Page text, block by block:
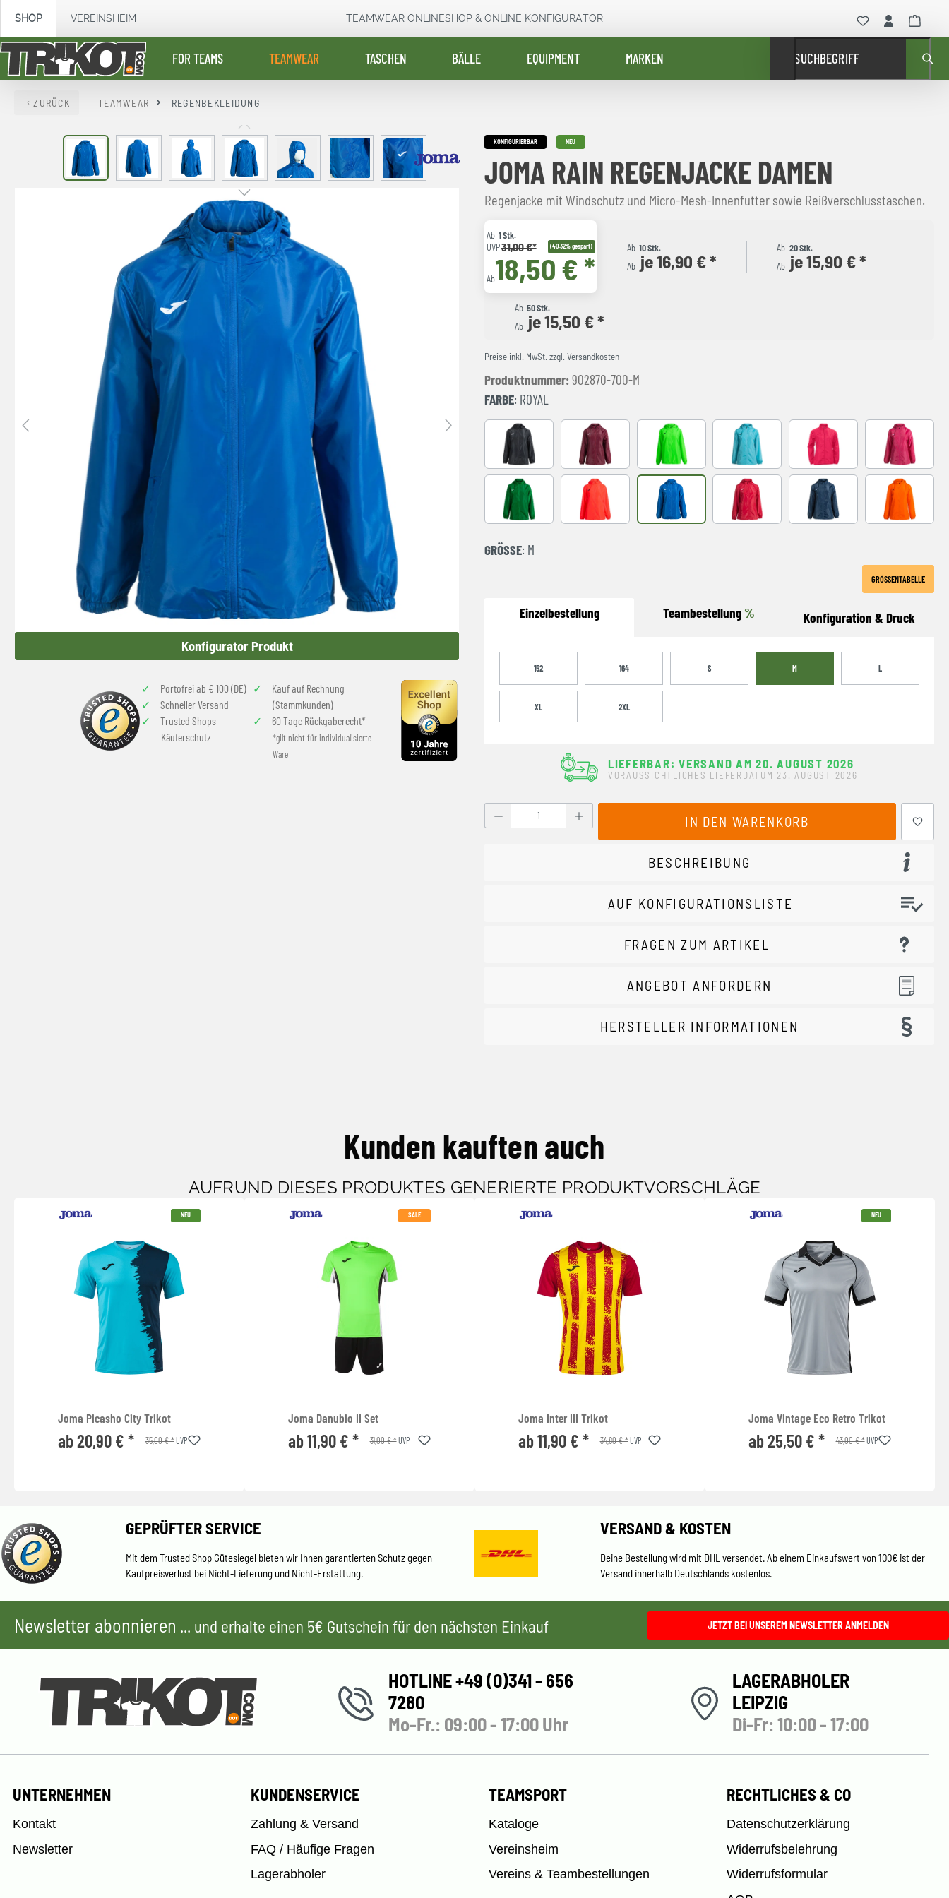
Zur Hauptnavigation springen
SHOP VEREINSHEIM TEAMWEAR ONLINESHOP & ONLINE KONFIGURATOR
FOR TEAMS TEAMWEAR TASCHEN BÄLLE EQUIPMENT MARKEN SUCHBEGRIFF
ZURÜCK TEAMWEAR REGENBEKLEIDUNG
Bildergalerie überspringen
Konfigurator Produkt
Portofrei ab € 100 (DE)
Schneller Versand
Trusted Shops
Käuferschutz
Kauf auf Rechnung
(Stammkunden)
60 Tage Rückgaberecht*
*gilt nicht für individualisierte
Ware
KONFIGURIERBAR NEU
JOMA RAIN REGENJACKE DAMEN
Regenjacke mit Windschutz und Micro-Mesh-Innenfutter sowie Reißverschlusstaschen.
Ab 1 Stk.
UVP31,00 €* (40.32% gespart)
Ab18,50 € *
Ab 10 Stk.
Ab je 16,90 € *
Ab 20 Stk.
Ab je 15,90 € *
Ab 50 Stk.
Ab je 15,50 € *
Preise inkl. MwSt. zzgl. Versandkosten
Produktnummer: 902870-700-M
FARBE: ROYAL
BLACK BURGUNDY FLUOR GREEN FLUOR TURQUOISE VIOLET fuchsia
GREEN NARANJA FLUOR ROYAL red NAVY orange
GRÖSSE : M
GRÖSSENTABELLE
Einzelbestellung Teambestellung % Konfiguration & Druck
152 164 S M L
XL 2XL
LIEFERBAR: VERSAND AM 20. AUGUST 2026
VORAUSSICHTLICHES LIEFERDATUM 23. AUGUST 2026
Produkt Anzahl: Gib den gewünschten Wert ein oder benutze die Schaltflächen
IN DEN WARENKORB
BESCHREIBUNG
AUF KONFIGURATIONSLISTE
FRAGEN ZUM ARTIKEL
ANGEBOT ANFORDERN
HERSTELLER INFORMATIONEN
Kunden kauften auch
AUFRUND DIESES PRODUKTES GENERIERTE PRODUKTVORSCHLÄGE
NEU
Joma Picasho City Trikot
ab 20,90 € * 35,00 € *UVP
SALE
Joma Danubio II Set
ab 11,90 € * 31,00 € *UVP
Joma Inter III Trikot
ab 11,90 € * 34,80 € *UVP
NEU
Joma Vintage Eco Retro Trikot
ab 25,50 € * 43,00 € *UVP
GEPRÜFTER SERVICE
Mit dem Trusted Shop Gütesiegel bieten wir Ihnen garantierten Schutz gegen
Kaufpreisverlust bei Nicht-Lieferung und Nicht-Erstattung.
VERSAND & KOSTEN
Deine Bestellung wird mit DHL versendet. Ab einem Einkaufswert von 100€ ist der
Versand innerhalb Deutschlands kostenlos.
Newsletter abonnieren ... und erhalte einen 5€ Gutschein für den nächsten Einkauf JETZT BEI UNSEREM NEWSLETTER ANMELDEN
HOTLINE +49 (0)341 - 656
7280
Mo-Fr.: 09:00 - 17:00 Uhr
LAGERABHOLER
LEIPZIG
Di-Fr: 10:00 - 17:00
UNTERNEHMEN
Kontakt
Newsletter
KUNDENSERVICE
Zahlung & Versand
FAQ / Häufige Fragen
Lagerabholer
TEAMSPORT
Kataloge
Vereinsheim
Vereins & Teambestellungen
RECHTLICHES & CO
Datenschutzerklärung
Widerrufsbelehrung
Widerrufsformular